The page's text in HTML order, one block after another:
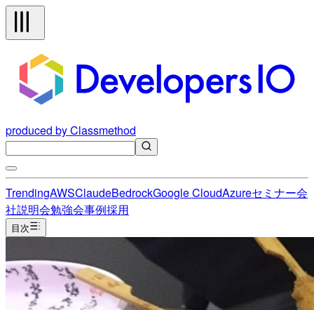
produced by Classmethod
TrendingAWSClaudeBedrockGoogle CloudAzureセミナー会
社説明会勉強会事例採用
目次